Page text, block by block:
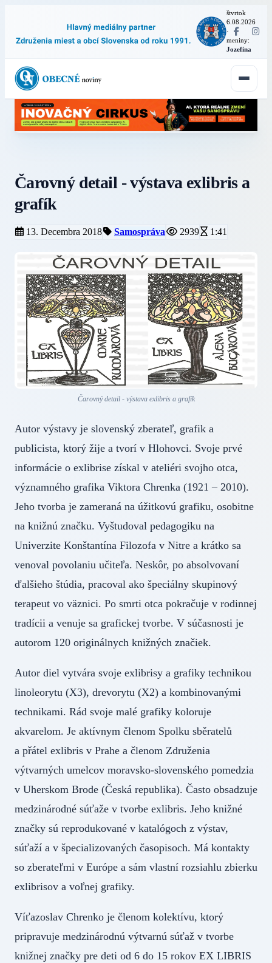
štvrtok
6.08.2026
·
meniny:
Jozefína
Čarovný detail - výstava exlibris a
grafík
13. Decembra 2018 Samospráva 2939 1:41
Čarovný detail - výstava exlibris a grafík
Autor výstavy je slovenský zberateľ, grafik a
publicista, ktorý žije a tvorí v Hlohovci. Svoje prvé
informácie o exlibrise získal v ateliéri svojho otca,
významného grafika Viktora Chrenka (1921 – 2010).
Jeho tvorba je zameraná na úžitkovú grafiku, osobitne
na knižnú značku. Vyštudoval pedagogiku na
Univerzite Konštantína Filozofa v Nitre a krátko sa
venoval povolaniu učiteľa. Neskôr, po absolvovaní
ďalšieho štúdia, pracoval ako špeciálny skupinový
terapeut vo väznici. Po smrti otca pokračuje v rodinnej
tradícii a venuje sa grafickej tvorbe. V súčasnosti je
autorom 120 originálnych knižných značiek.
Autor diel vytvára svoje exlibrisy a grafiky technikou
linoleorytu (X3), drevorytu (X2) a kombinovanými
technikami. Rád svoje malé grafiky koloruje
akvarelom. Je aktívnym členom Spolku sběratelů
a přátel exlibris v Prahe a členom Združenia
výtvarných umelcov moravsko-slovenského pomedzia
v Uherskom Brode (Česká republika). Často obsadzuje
medzinárodné súťaže v tvorbe exlibris. Jeho knižné
značky sú reprodukované v katalógoch z výstav,
súťaží a v špecializovaných časopisoch. Má kontakty
so zberateľmi v Európe a sám vlastní rozsiahlu zbierku
exlibrisov a voľnej grafiky.
Víťazoslav Chrenko je členom kolektívu, ktorý
pripravuje medzinárodnú výtvarnú súťaž v tvorbe
knižnej značky pre deti od 6 do 15 rokov EX LIBRIS